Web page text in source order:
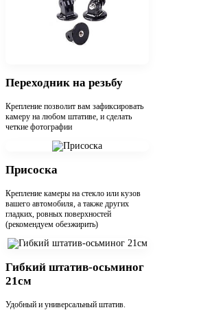
Переходник на резьбу
Крепление позволит вам зафиксировать
камеру на любом штативе, и сделать
четкие фотографии
Присоска
Крепление камеры на стекло или кузов
вашего автомобиля, а также других
гладких, ровных поверхностей
(рекомендуем обезжирить)
Гибкий штатив-осьминог
21см
Удобный и универсальный штатив.